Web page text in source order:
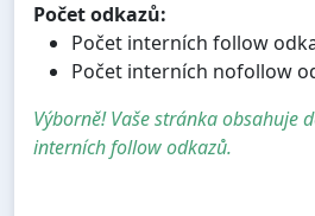
Počet odkazů:
Počet interních follow
Počet interních nofollow
Výborně! Vaše stránka obsahuje
interních follow odkazů.